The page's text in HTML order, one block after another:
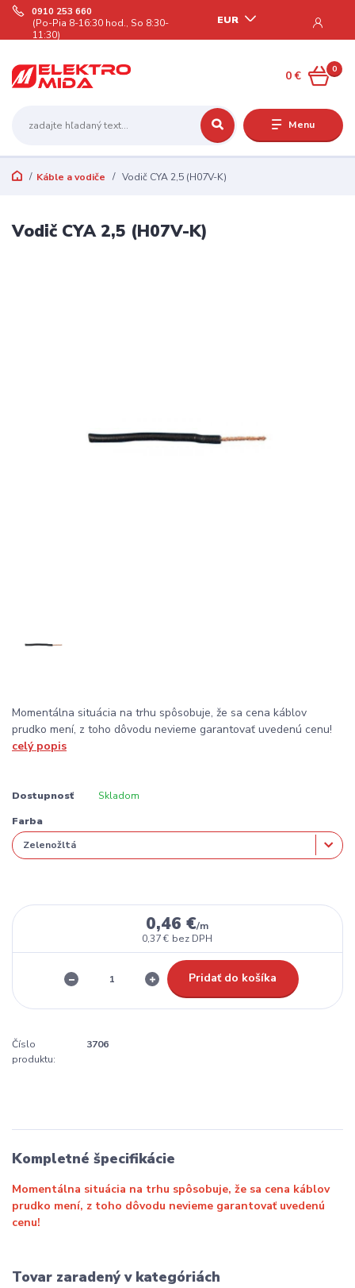
Menu
EUR
0910 253 660
(Po-Pia 8-16:30 hod., So 8:30-
11:30)
0
0 €
Káble a vodiče Vodič CYA 2,5 (H07V-K)
Vodič CYA 2,5 (H07V-K)
Momentálna situácia na trhu spôsobuje, že sa cena káblov
prudko mení, z toho dôvodu nevieme garantovať uvedenú cenu!
celý popis
Dostupnosť Skladom
Farba
0,46 €/m
0,37 € bez DPH
Pridať do košíka
Číslo
produktu:
3706
Kompletné špecifikácie
Momentálna situácia na trhu spôsobuje, že sa cena káblov
prudko mení, z toho dôvodu nevieme garantovať uvedenú
cenu!
Tovar zaradený v kategóriách